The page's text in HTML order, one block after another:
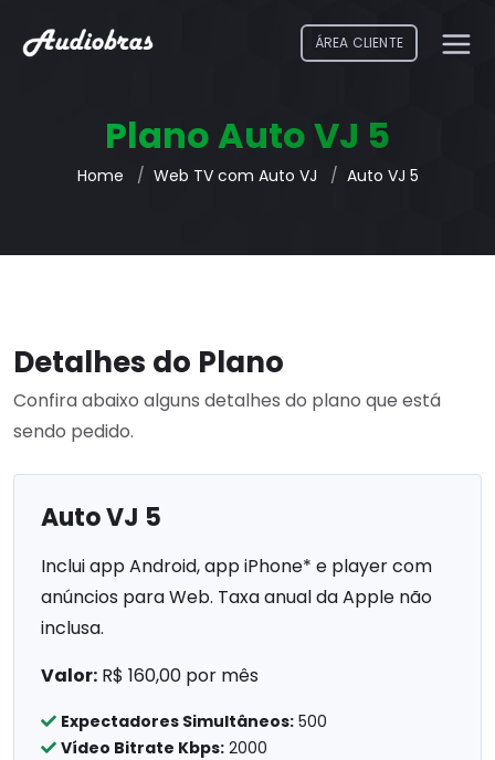
ÁREA CLIENTE
Plano Auto VJ 5
Home Web TV com Auto VJ Auto VJ 5
Detalhes do Plano
Confira abaixo alguns detalhes do plano que está
sendo pedido.
Auto VJ 5
Inclui app Android, app iPhone* e player com
anúncios para Web. Taxa anual da Apple não
inclusa.
Valor: R$ 160,00 por mês
Expectadores Simultâneos: 500
Vídeo Bitrate Kbps: 2000